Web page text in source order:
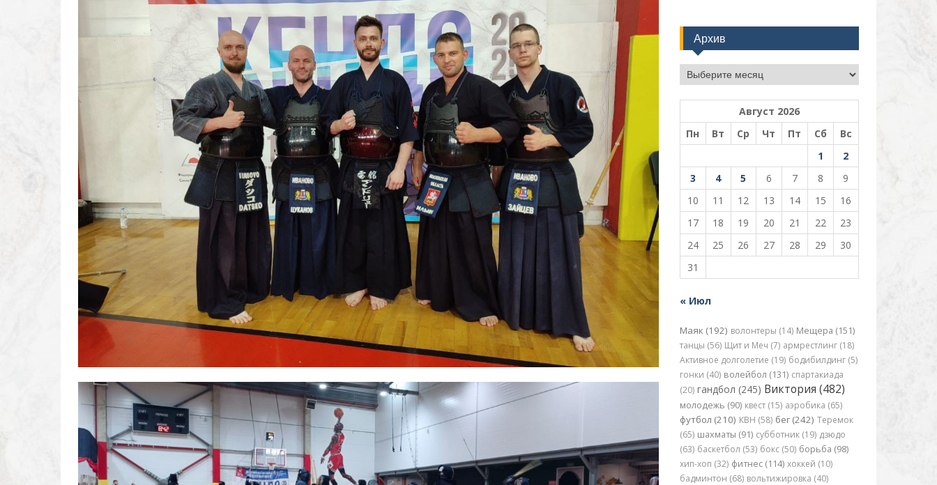
Архив
Архив
Август 2026
Пн
Вт Ср Чт Пт Сб
Вс
1
2
3
4 5 6 7 8
9
10
11 12 13 14 15
16
17
18 19 20 21 22
23
24
25 26 27 28 29
30
31
« Июл
Маяк (192) волонтеры (14) Мещера (151)
танцы (56) Щит и Меч (7) армрестлинг (18)
Активное долголетие (19) бодибилдинг (5)
гонки (40) волейбол (131) спартакиада
(20) гандбол (245) Виктория (482)
молодежь (90) квест (15) аэробика (65)
футбол (210) КВН (58) бег (242) Теремок
(65) шахматы (91) субботник (19) дзюдо
(63) баскетбол (53) бокс (50) борьба (98)
хип-хоп (32) фитнес (114) хоккей (10)
бадминтон (68) вольтижировка (40)